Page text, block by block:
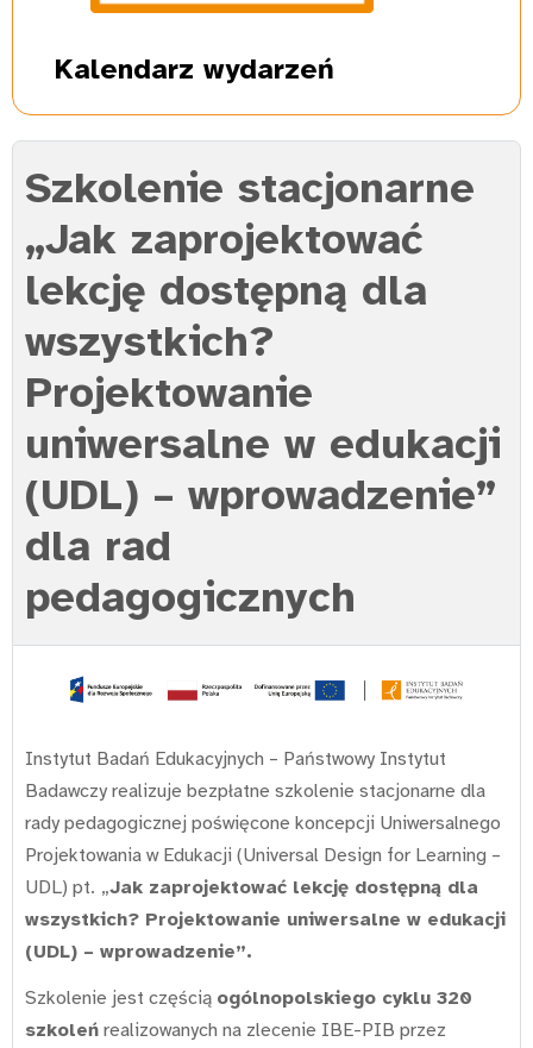
Kalendarz wydarzeń
Szkolenie stacjonarne
„Jak zaprojektować
lekcję dostępną dla
wszystkich?
Projektowanie
uniwersalne w edukacji
(UDL) – wprowadzenie”
dla rad
pedagogicznych
Instytut Badań Edukacyjnych – Państwowy Instytut
Badawczy realizuje bezpłatne szkolenie stacjonarne dla
rady pedagogicznej poświęcone koncepcji Uniwersalnego
Projektowania w Edukacji (Universal Design for Learning –
UDL) pt. „Jak zaprojektować lekcję dostępną dla
wszystkich? Projektowanie uniwersalne w edukacji
(UDL) – wprowadzenie”.
Szkolenie jest częścią ogólnopolskiego cyklu 320
szkoleń realizowanych na zlecenie IBE-PIB przez